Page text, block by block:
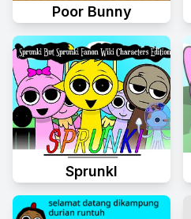
Poor Bunny
Sprunkl